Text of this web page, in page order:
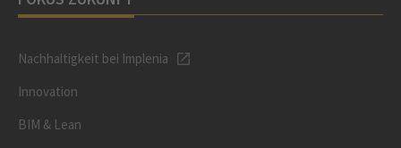
Nachhaltigkeit bei Implenia
Innovation
BIM & Lean